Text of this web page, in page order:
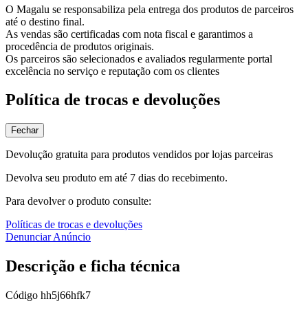
O Magalu se responsabiliza pela entrega dos produtos de parceiros
até o destino final.
As vendas são certificadas com nota fiscal e garantimos a
procedência de produtos originais.
Os parceiros são selecionados e avaliados regularmente portal
excelência no serviço e reputação com os clientes
Política de trocas e devoluções
Fechar
Devolução gratuita para produtos vendidos por lojas parceiras
Devolva seu produto em até 7 dias do recebimento.
Para devolver o produto consulte:
Políticas de trocas e devoluções
Denunciar Anúncio
Descrição e ficha técnica
Código hh5j66hfk7